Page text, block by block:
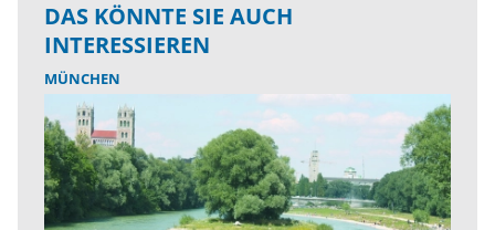
DAS KÖNNTE SIE AUCH
INTERESSIEREN
MÜNCHEN